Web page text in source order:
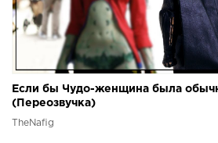
Если бы Чудо-женщина была
(Переозвучка)
TheNafig